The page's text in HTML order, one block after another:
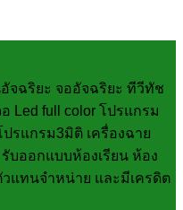
จฉริยะ จออัจฉริยะ ทีวีทัช
Led full color โปรแกรม
รแกรม3มิติ เครื่องฉาย
บออกแบบห้องเรียน ห้อง
แทนจำหน่าย และมีเครดิต